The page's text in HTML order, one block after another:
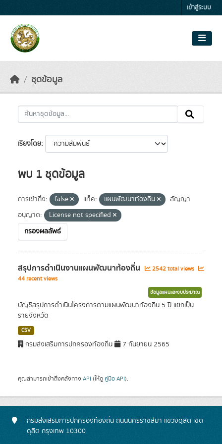
เข้าสู่ระบบ
ชุดข้อมูล
เรียงโดย
พบ 1 ชุดข้อมูล
การเข้าถึง: false แท็ค: แผนพัฒนาท้องถิ่น
สัญญา
อนุญาต:
License not specified
กรองผลลัพธ์
สรุปการดำเนินงานแผนพัฒนาท้องถิ่น
2542 total views
44 recent views
ข้อมูลแผนและงบประมาณ
บัญชีสรุปการดำเนินโครงการตามแผนพัฒนาท้องถิ่น 5 ปี แยกเป็น
รายจังหวัด
CSV
กรมส่งเสริมการปกครองท้องถิ่น 7 กันยายน 2565
คุณสามารถเข้าถึงคลังทาง API (ให้ดู คู่มือ API).
กรมส่งเสริมการปกครองท้องถิ่น ถนนนครราชสีมา แขวงดุสิต เขต
ดุสิต กรุงเทพ 10300